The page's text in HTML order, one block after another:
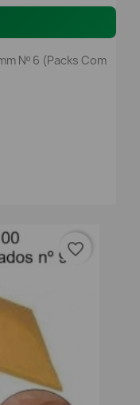
Nº 6 (packs Com
favorite_border